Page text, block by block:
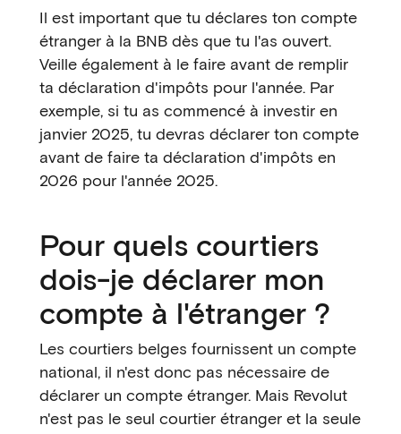
Il est important que tu déclares ton compte
étranger à la BNB dès que tu l'as ouvert.
Veille également à le faire avant de remplir
ta déclaration d'impôts pour l'année. Par
exemple, si tu as commencé à investir en
janvier 2025, tu devras déclarer ton compte
avant de faire ta déclaration d'impôts en
2026 pour l'année 2025.
Pour quels courtiers
dois-je déclarer mon
compte à l'étranger ?
Les courtiers belges fournissent un compte
national, il n'est donc pas nécessaire de
déclarer un compte étranger. Mais Revolut
n'est pas le seul courtier étranger et la seule